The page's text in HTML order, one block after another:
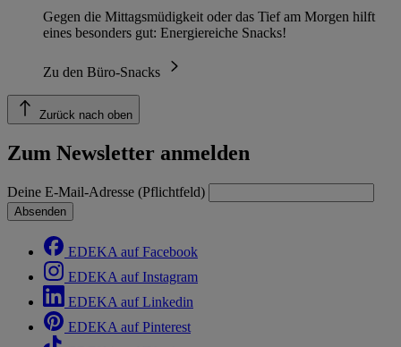
Gegen die Mittagsmüdigkeit oder das Tief am Morgen hilft
eines besonders gut: Energiereiche Snacks!
Zu den Büro-Snacks
Zurück nach oben
Zum Newsletter anmelden
Deine E-Mail-Adresse (Pflichtfeld)
Absenden
EDEKA auf Facebook
EDEKA auf Instagram
EDEKA auf Linkedin
EDEKA auf Pinterest